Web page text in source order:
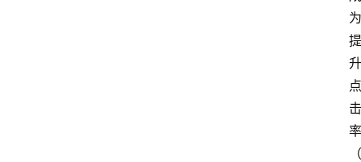
为
提
升
点
击
率
（